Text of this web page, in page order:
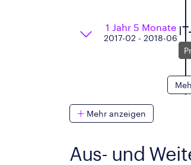
1 Jahr 5 Monate
2017-02 - 2018-06
Mehr anzeigen
Aus- und